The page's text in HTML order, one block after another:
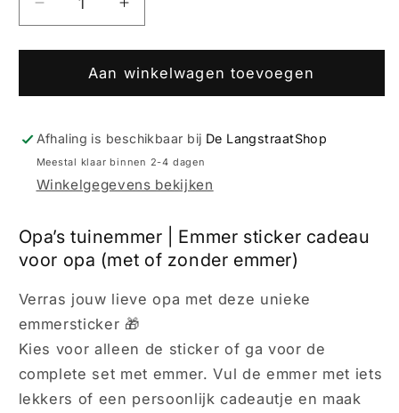
Aantal
verlagen
voor
tuinemmer
emmer
sticker
Aantal
verhogen
voor
Opa’s
tuinemmer
emmer
sticker
Aan winkelwagen toevoegen
Afhaling is beschikbaar bij De LangstraatShop
Meestal klaar binnen 2-4 dagen
Winkelgegevens bekijken
Opa’s tuinemmer | Emmer sticker cadeau
voor opa (met of zonder emmer)
Verras jouw lieve opa met deze unieke
emmersticker 🎁
Kies voor alleen de sticker of ga voor de
complete set met emmer. Vul de emmer met iets
lekkers of een persoonlijk cadeautje en maak